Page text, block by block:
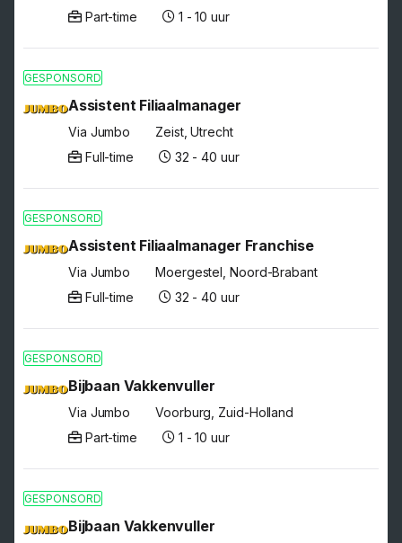
Part-time 1 - 10 uur
GESPONSORD
Assistent Filiaalmanager
Via Jumbo
Zeist, Utrecht
Full-time
32 - 40 uur
GESPONSORD
Assistent Filiaalmanager Franchise
Via Jumbo
Moergestel, Noord-Brabant
Full-time
32 - 40 uur
GESPONSORD
Bijbaan Vakkenvuller
Via Jumbo
Voorburg, Zuid-Holland
Part-time
1 - 10 uur
GESPONSORD
Bijbaan Vakkenvuller